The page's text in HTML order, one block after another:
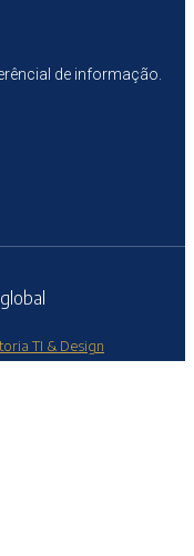
de informação.
TI & Design